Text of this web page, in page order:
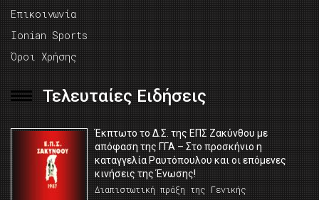
Επικοινωνία
Ionian Sports
Όροι Χρήσης
Τελευταίες Ειδήσεις
Έκπτωτο το Δ.Σ. της ΕΠΣ Ζακύνθου με
απόφαση της ΓΓΑ – Στο προσκήνιο η
καταγγελία Ραυτόπουλου και οι επόμενες
κινήσεις της Ένωσης!
Διαπιστωτική πράξη της Γενικής